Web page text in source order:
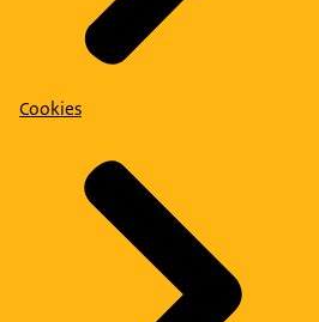
Cookies